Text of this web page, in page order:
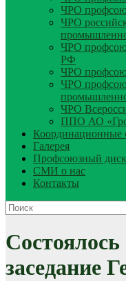
ЧРО
ЧРО
ЧРО
РФ
ЧРО
ЧРО
ЧРО
ППО АО
Координационные
Галерея
Профсоюзный
СМИ о нас
Контакты
Состоялось
заседание